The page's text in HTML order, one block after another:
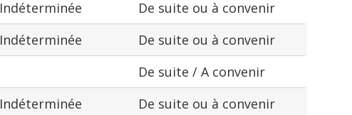
Indéterminée
De suite ou à convenir
Indéterminée
De suite ou à convenir
De suite / A convenir
Indéterminée
De suite ou à convenir